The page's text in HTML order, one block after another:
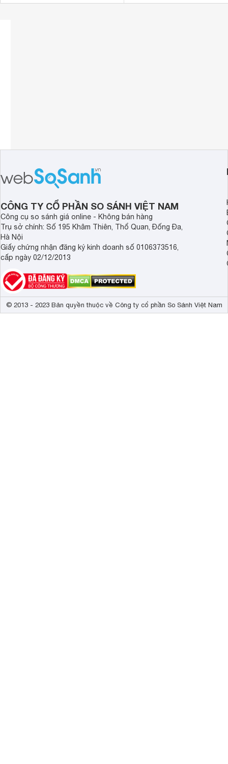
CÔNG TY CỔ PHẦN SO SÁNH VIỆT NAM
Công cụ so sánh giá online - Không bán hàng
Trụ sở chính: Số 195 Khâm Thiên, Thổ Quan, Đống Đa,
Hà Nội
Giấy chứng nhận đăng ký kinh doanh số 0106373516,
cấp ngày 02/12/2013
© 2013 - 2023 Bản quyền thuộc về Công ty cổ phần So Sánh Việt Nam